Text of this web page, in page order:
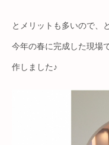
とメリットも多いので、
今年の春に完成した現場
作しました♪